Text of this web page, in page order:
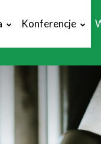
Konferencje